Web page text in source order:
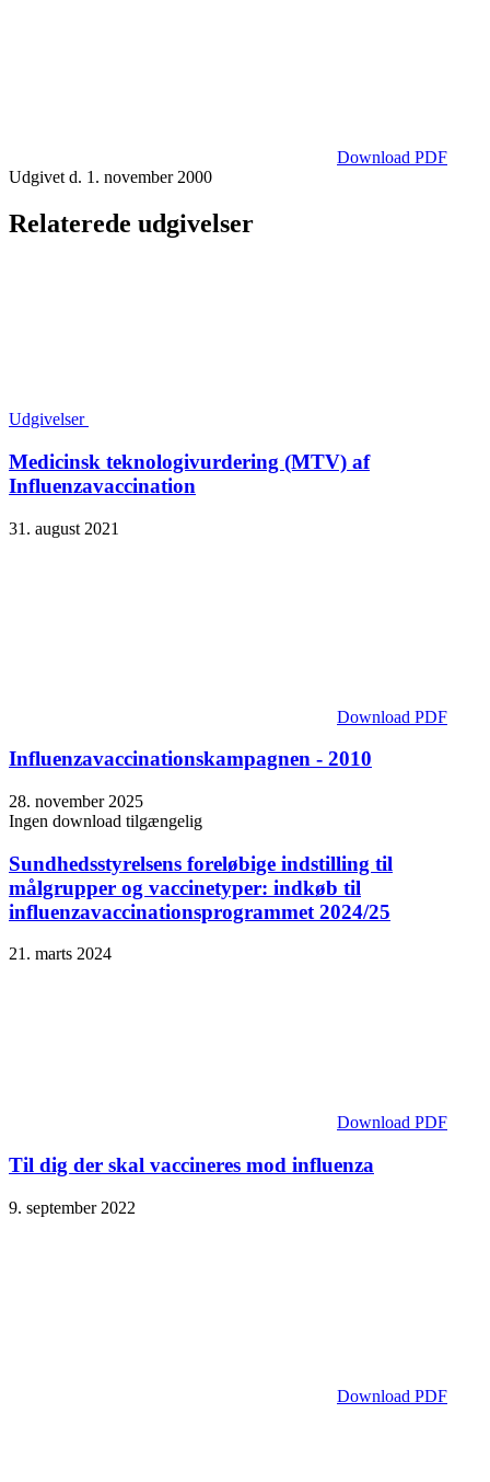
Download PDF
Udgivet d. 1. november 2000
Relaterede udgivelser
Udgivelser
Medicinsk teknologivurdering (MTV) af
Influenzavaccination
31. august 2021
Download PDF
Influenza­vaccinations­kampagnen - 2010
28. november 2025
Ingen download tilgængelig
Sundhedsstyrelsens foreløbige indstilling til
målgrupper og vaccinetyper: indkøb til
influenzavaccinationsprogrammet 2024/25
21. marts 2024
Download PDF
Til dig der skal vaccineres mod influenza
9. september 2022
Download PDF